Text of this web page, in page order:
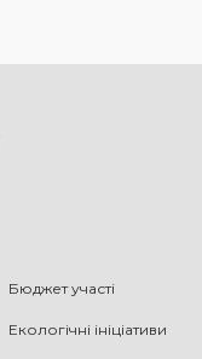
Бюджет участі
Екологічні ініціативи